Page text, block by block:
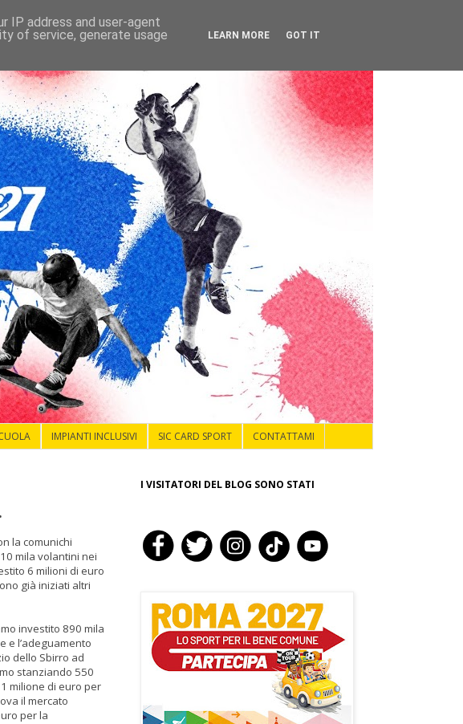
IMPIANTI INCLUSIVI SIC CARD SPORT CONTATTAMI
la comunichi
mila volantini nei
6 milioni di euro
già iniziati altri
investito 890 mila
e l’adeguamento
dello Sbirro ad
stanziando 550
milione di euro per
il mercato
per la
I VISITATORI DEL BLOG SONO STATI
IP address and user-agent
of service, generate usage
LEARN MORE GOT IT